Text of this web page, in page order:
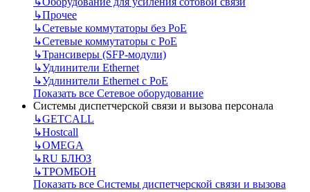
↳Прочее
↳Сетевые коммутаторы без РоЕ
↳Сетевые коммутаторы с РоЕ
↳Трансиверы (SFP-модули)
↳Удлинители Ethernet
↳Удлинители Ethernet с PoE
Показать все Сетевое оборудование
Системы диспетчерской связи и вызова персонала
↳GETCALL
↳Hostcall
↳OMEGA
↳RU БЛЮЗ
↳ТРОМБОН
Показать все Системы диспетчерской связи и вызова